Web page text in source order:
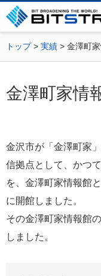
トップ 実績 金澤町家
金澤町家情
金沢市が「金澤町家
信拠点として、かつ
を、金澤町家情報館
に開館しました。
その金澤町家情報館
しました。